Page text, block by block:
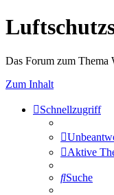
Das Forum zum Thema
Zum Inhalt
Schnellzugriff
Aktive
Suche